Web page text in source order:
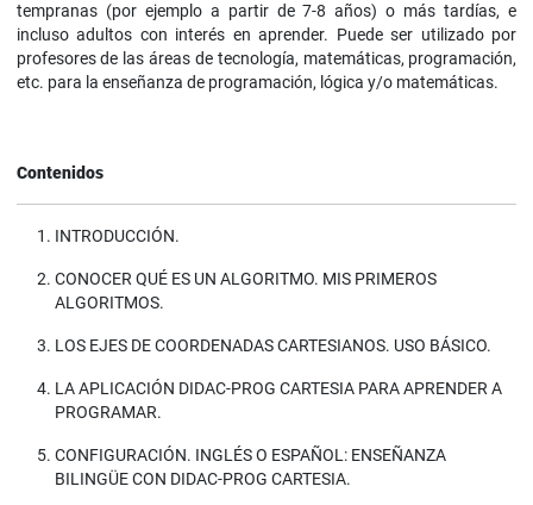
tempranas (por ejemplo a partir de 7-8 años) o más tardías, e
incluso adultos con interés en aprender. Puede ser utilizado por
profesores de las áreas de tecnología, matemáticas, programación,
etc. para la enseñanza de programación, lógica y/o matemáticas.
Contenidos
INTRODUCCIÓN.
CONOCER QUÉ ES UN ALGORITMO. MIS PRIMEROS
ALGORITMOS.
LOS EJES DE COORDENADAS CARTESIANOS. USO BÁSICO.
LA APLICACIÓN DIDAC-PROG CARTESIA PARA APRENDER A
PROGRAMAR.
CONFIGURACIÓN. INGLÉS O ESPAÑOL: ENSEÑANZA
BILINGÜE CON DIDAC-PROG CARTESIA.